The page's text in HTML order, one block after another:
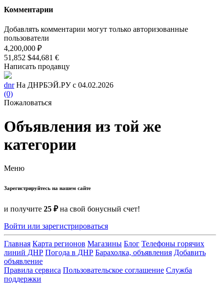
Комментарии
Добавлять комментарии могут только авторизованные
пользователи
4,200,000 ₽
51,852 $44,681 €
Написать продавцу
dnr На ДНРБЭЙ.РУ с 04.02.2026
(0)
Пожаловаться
Объявления из той же
категории
Меню
Зарегистрируйтесь на нашем сайте
и получите 25 ₽на свой бонусный счет!
Войти или зарегистрироваться
Главная Карта регионов Магазины Блог Телефоны горячих
линий ДНР Погода в ДНР Барахолка, объявления Добавить
объявление
Правила сервиса Пользовательское соглашение Служба
поддержки